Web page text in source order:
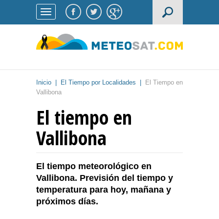
Inicio El Tiempo por Localidades
El Tiempo en
Vallibona
El tiempo en
Vallibona
El tiempo meteorológico en
Vallibona. Previsión del tiempo y
temperatura para hoy, mañana y
próximos días.